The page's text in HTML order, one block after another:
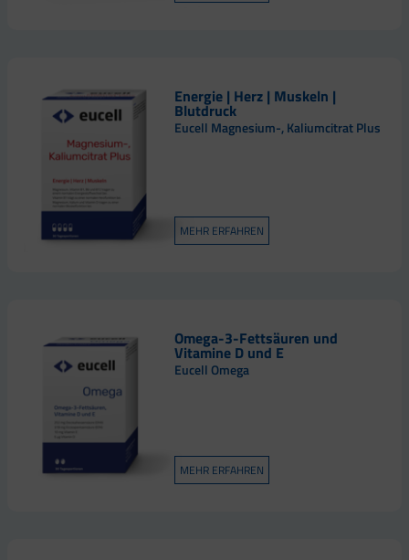
Energie | Herz | Muskeln |
Blutdruck
Eucell Magnesium-, Kaliumcitrat Plus
MEHR ERFAHREN
Omega-3-Fettsäuren und
Vitamine D und E
Eucell Omega
MEHR ERFAHREN